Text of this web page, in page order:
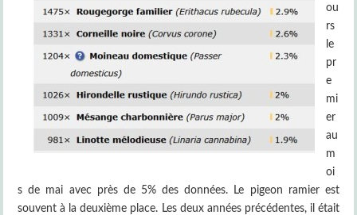
ou
rs
le
pr
e
mi
er
au
m
oi
s de mai avec près de 5% des données. Le pigeon ramier est
souvent à la deuxième place. Les deux années précédentes, il était